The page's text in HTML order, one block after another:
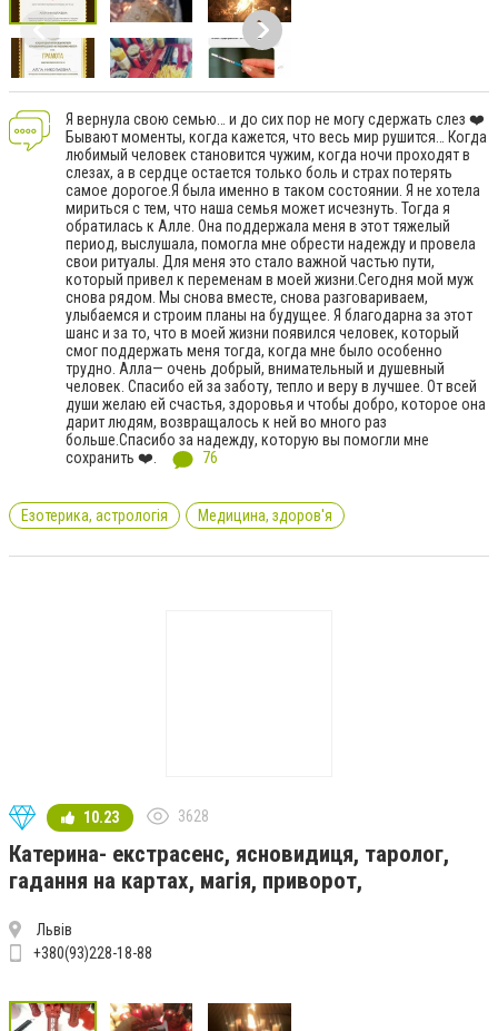
Я вернула свою семью… и до сих пор не могу сдержать слез ❤️
Бывают моменты, когда кажется, что весь мир рушится… Когда
любимый человек становится чужим, когда ночи проходят в
слезах, а в сердце остается только боль и страх потерять
самое дорогое.Я была именно в таком состоянии. Я не хотела
мириться с тем, что наша семья может исчезнуть. Тогда я
обратилась к Алле. Она поддержала меня в этот тяжелый
период, выслушала, помогла мне обрести надежду и провела
свои ритуалы. Для меня это стало важной частью пути,
который привел к переменам в моей жизни.Сегодня мой муж
снова рядом. Мы снова вместе, снова разговариваем,
улыбаемся и строим планы на будущее. Я благодарна за этот
шанс и за то, что в моей жизни появился человек, который
смог поддержать меня тогда, когда мне было особенно
трудно. Алла— очень добрый, внимательный и душевный
человек. Спасибо ей за заботу, тепло и веру в лучшее. От всей
души желаю ей счастья, здоровья и чтобы добро, которое она
дарит людям, возвращалось к ней во много раз
больше.Спасибо за надежду, которую вы помогли мне
сохранить ❤️.
76
Езотерика, астрологія Медицина, здоров'я
10.23 3628
Катерина- екстрасенс, ясновидиця, таролог,
гадання на картах, магія, приворот,
Львів
+380(93)228-18-88